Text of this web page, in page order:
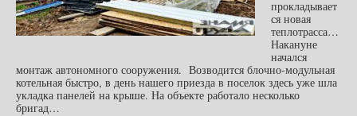
прокладывает
ся новая
теплотрасса…
Накануне
начался
монтаж автономного сооружения. Возводится блочно-модульная
котельная быстро, в день нашего приезда в поселок здесь уже шла
укладка панелей на крыше. На объекте работало несколько
бригад…